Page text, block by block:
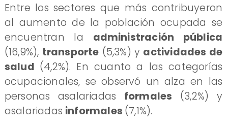
Entre los sectores que más contribuyeron
al aumento de la población ocupada se
encuentran la administración pública
(16,9%), transporte (5,3%) y actividades de
salud (4,2%). En cuanto a las categorías
ocupacionales, se observó un alza en las
personas asalariadas formales (3,2%) y
asalariadas informales (7,1%).